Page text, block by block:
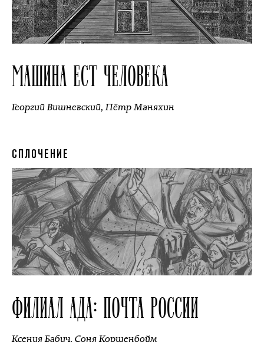
МАШИНА ЕСТ ЧЕЛОВЕКА
Георгий Вишневский,Пётр Маняхин
СПЛОЧЕНИЕ
ФИЛИАЛ АДА: ПОЧТА РОССИИ
Ксения Бабич, Соня Коршенбойм